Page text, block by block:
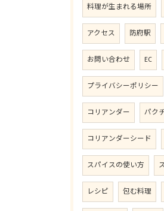
料理が生まれる場所
アクセス 防府駅
お問い合わせ EC
プライバシーポリシー
コリアンダー パク
コリアンダーシード
スパイスの使い方
レシピ 包む料理